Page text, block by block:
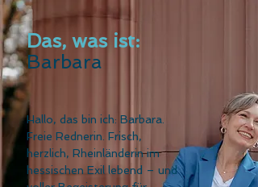
Das, was ist:
Barbara
Hallo, das bin ich: Barbara.
Freie Rednerin. Frisch,
herzlich, Rheinländerin im
hessischen Exil lebend – und